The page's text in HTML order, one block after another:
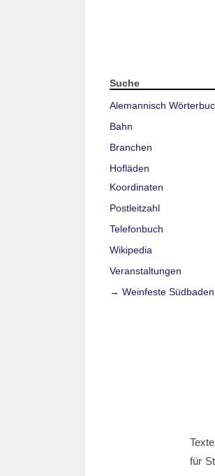
Suche
Alemannisch
Bahn
Branchen
Hofläden
Koordinaten
Postleitzahl
Telefonbuch
Wikipedia
Veranstaltungen
→ Weinfeste
für